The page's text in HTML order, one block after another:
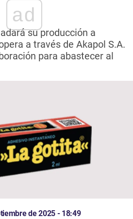
ad
su producción a
a través de Akapol S.A.
para abastecer al
de 2025 - 18:49